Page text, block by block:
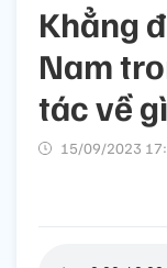
Khẳng
Nam
tác về
15/09/2023